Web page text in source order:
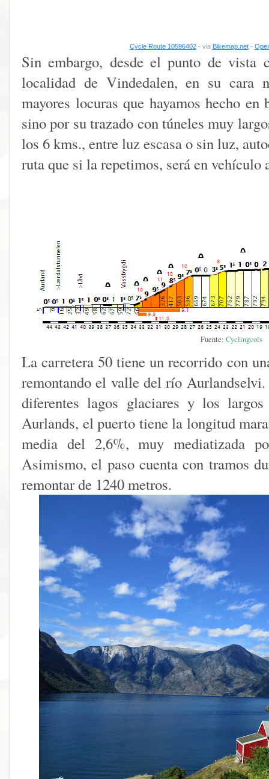
Cycle Route 10596402- via Bikemap.net-
Sin embargo, desde el punto de vista
localidad de Vindedalen, en su cara
mayores locuras que hayamos hecho
sino por su trazado con túneles muy
los 6 kms., entre luz escasa o sin luz,
ruta que si la repetimos, será en vehículo
Fuente: Cyclingcols
La carretera 50 tiene un recorrido con
remontando el valle del río
diferentes lagos glaciares y los largos
Aurlands, el puerto tiene la longitud
media del 2,6%, muy mediatizada
Asimismo, el paso cuenta con tramos
remontar de 1240 metros.